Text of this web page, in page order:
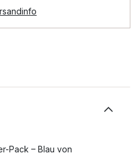
Pack – Blau von